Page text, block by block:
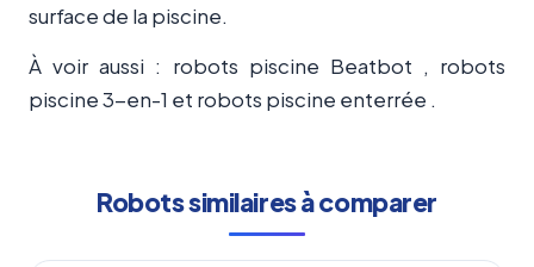
surface de la piscine.
À voir aussi : robots piscine Beatbot , robots
piscine 3-en-1 et robots piscine enterrée .
Robots similaires à comparer